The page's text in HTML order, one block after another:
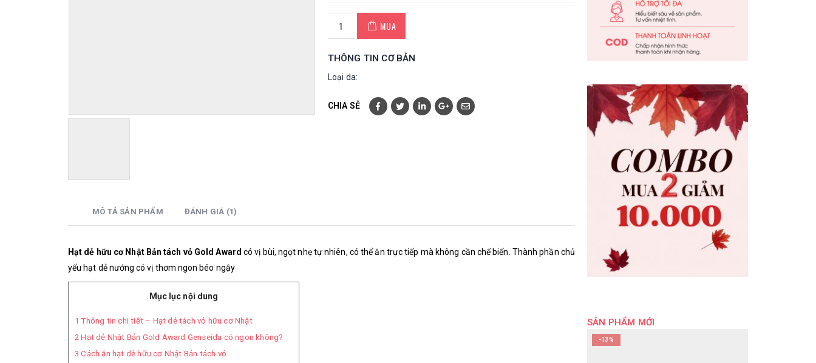
MUA
THÔNG TIN CƠ BẢN
Loại da:
CHIA SẺ
MÔ TẢ SẢN PHẨM ĐÁNH GIÁ (1)
Hạt dẻ hữu cơ Nhật Bản tách vỏ Gold Award có vị bùi, ngọt nhẹ tự nhiên, có thể ăn trực tiếp mà không cần chế biến. Thành phần chủ
yếu hạt dẻ nướng có vị thơm ngon béo ngậy
Mục lục nội dung
1 Thông tin chi tiết – Hạt dẻ tách vỏ hữu cơ Nhật
2 Hạt dẻ Nhật Bản Gold Award Genseida có ngon không?
3 Cách ăn hạt dẻ hữu cơ Nhật Bản tách vỏ
SẢN PHẨM MỚI
-13%